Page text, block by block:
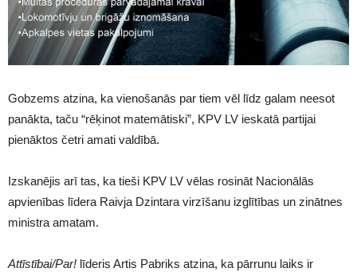
Gobzems atzina, ka vienošanās par tiem vēl līdz galam neesot
panākta, taču “rēķinot matemātiski”, KPV LV ieskatā partijai
pienāktos četri amati valdībā.
Izskanējis arī tas, ka tieši KPV LV vēlas rosināt Nacionālās
apvienības līdera Raivja Dzintara virzīšanu izglītības un zinātnes
ministra amatam.
Attīstībai/Par! līderis Artis Pabriks atzina, ka pārrunu laiks ir